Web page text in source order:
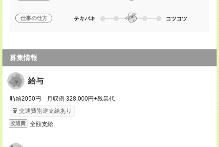
仕事の仕方 テキパキ コツコツ
募集情報
給与
時給2050円 月収例 328,000円+残業代
交通費別途支給あり
交通費 全額支給